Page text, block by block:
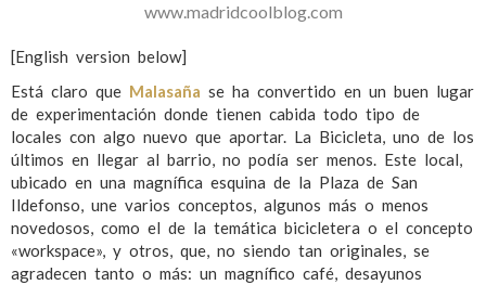
www.madridcoolblog.com
[English version below]
Está claro que Malasaña se ha convertido en un buen lugar
de experimentación donde tienen cabida todo tipo de
locales con algo nuevo que aportar. La Bicicleta, uno de los
últimos en llegar al barrio, no podía ser menos. Este local,
ubicado en una magnífica esquina de la Plaza de San
Ildefonso, une varios conceptos, algunos más o menos
novedosos, como el de la temática bicicletera o el concepto
«workspace», y otros, que, no siendo tan originales, se
agradecen tanto o más: un magnífico café, desayunos